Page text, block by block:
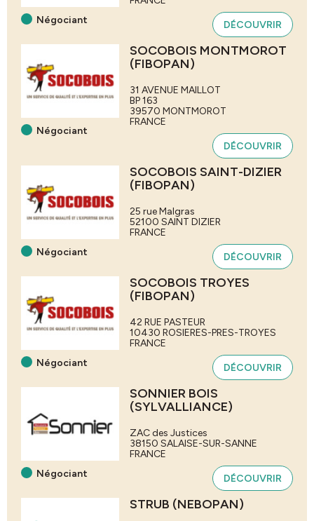
Négociant DÉCOUVRIR
Négociant
SOCOBOIS MONTMOROT
(FIBOPAN)
31 AVENUE MAILLOT
BP 163
39570 MONTMOROT
FRANCE
DÉCOUVRIR
Négociant
SOCOBOIS SAINT-DIZIER
(FIBOPAN)
25 rue Malgras
52100 SAINT DIZIER
FRANCE
DÉCOUVRIR
Négociant
SOCOBOIS TROYES
(FIBOPAN)
42 RUE PASTEUR
10430 ROSIERES-PRES-TROYES
FRANCE
DÉCOUVRIR
Négociant
SONNIER BOIS
(SYLVALLIANCE)
ZAC des Justices
38150 SALAISE-SUR-SANNE
FRANCE
DÉCOUVRIR
STRUB (NEBOPAN)